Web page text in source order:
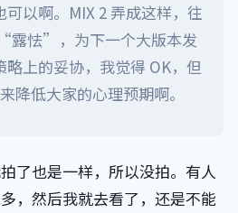
以啊。MIX 2 弄成这样，往
露怯”，为下一个大版本发
上的妥协，我觉得 OK，但
降低大家的心理预期啊。
了也是一样，所以没拍。有人
，然后我就去看了，还是不能